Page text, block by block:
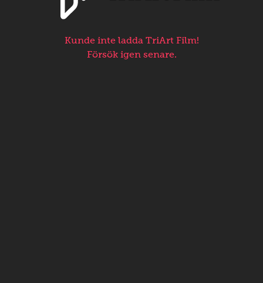
Kunde inte ladda TriArt Film!
Försök igen senare.